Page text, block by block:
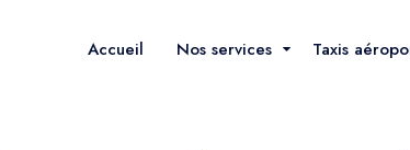
Accueil Nos services Taxis